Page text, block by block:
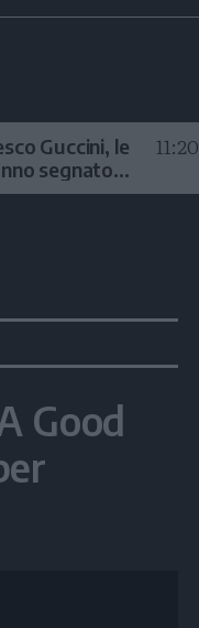
Guccini, le
segnato
11:20
Good